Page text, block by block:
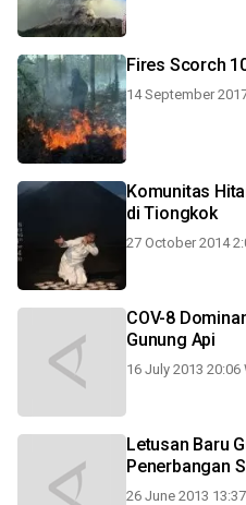
Fires Scorch
14 September
Komunitas
di Tiongkok
27 October 2014
COV-8
Gunung Api
16 July 2013 20:06
Letusan Baru
Penerbangan
26 June 2013